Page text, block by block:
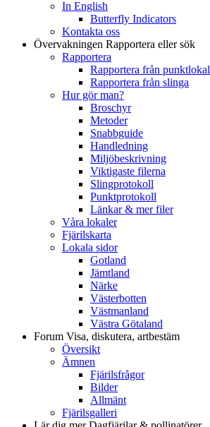
In English
Butterfly Indicators
Kontakta oss
Övervakningen Rapportera eller sök
Rapportera
Rapportera från punktlokal
Rapportera från slinga
Hur gör man?
Broschyr
Metoder
Snabbguide
Handledning
Miljöbeskrivning
Viktigaste filerna
Slingprotokoll
Punktprotokoll
Länkar & mer filer
Våra lokaler
Fjärilskarta
Lokala sidor
Gotland
Jämtland
Närke
Västerbotten
Västmanland
Västra Götaland
Forum Visa, diskutera, artbestäm
Översikt
Ämnen
Fjärilsfrågor
Bilder
Allmänt
Fjärilsgalleri